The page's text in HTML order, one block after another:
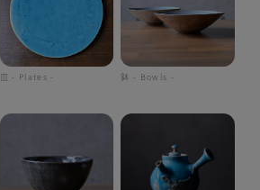
皿 - Plates - 鉢 - Bowls -